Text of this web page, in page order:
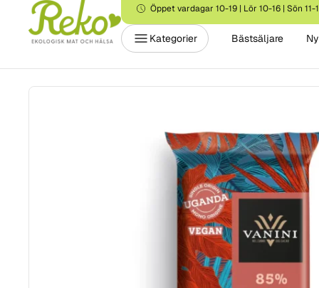
Öppet vardagar 10-19 | Lör 10-16 | Sön 11-
Kategorier Bästsäljare